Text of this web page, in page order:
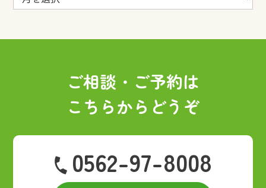
ー
ご相談・ご予約は
こちらからどうぞ
0562-97-8008